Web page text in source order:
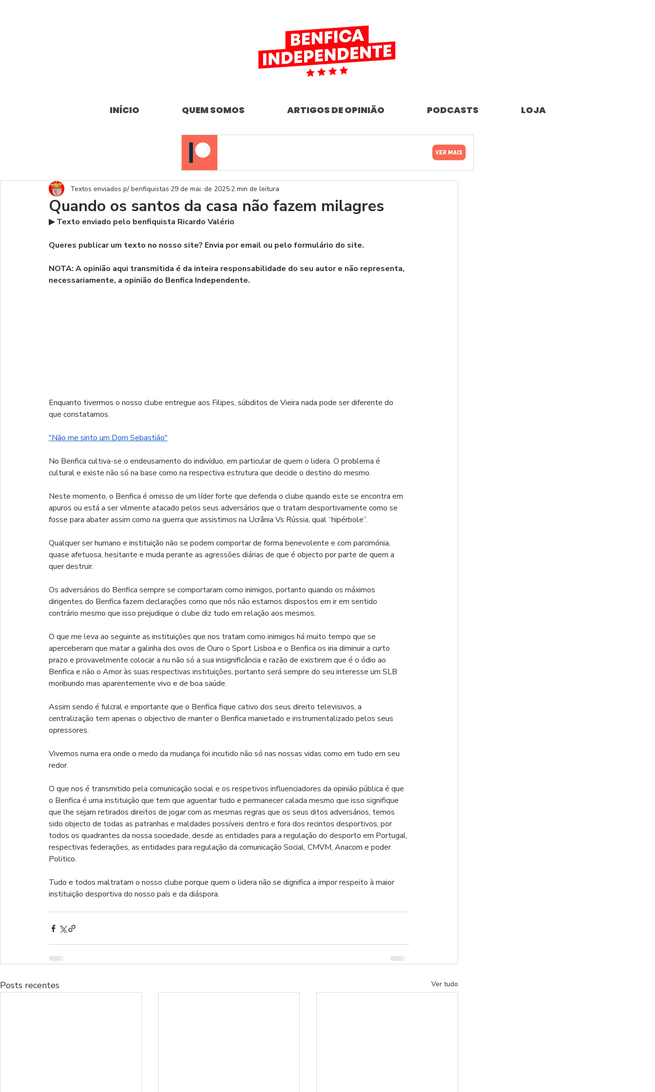
INÍCIO QUEM SOMOS ARTIGOS DE OPINIÃO PODCASTS LOJA
Quando os santos da casa não fazem milagres
Textos enviados p/ benfiquistas 29 de mai. de 2025 2 min de leitura
▶ Texto enviado pelo benfiquista Ricardo Valério
Queres publicar um texto no nosso site? Envia por email ou pelo formulário do site.
NOTA: A opinião aqui transmitida é da inteira responsabilidade do seu autor e não representa,
necessariamente, a opinião do Benfica Independente.
Enquanto tivermos o nosso clube entregue aos Filipes, súbditos de Vieira nada pode ser diferente do
que constatamos.
"Não me sinto um Dom Sebastião"
No Benfica cultiva-se o endeusamento do indivíduo, em particular de quem o lidera. O problema é
cultural e existe não só na base como na respectiva estrutura que decide o destino do mesmo.
Neste momento, o Benfica é omisso de um líder forte que defenda o clube quando este se encontra em
apuros ou está a ser vilmente atacado pelos seus adversários que o tratam desportivamente como se
fosse para abater assim como na guerra que assistimos na Ucrânia Vs Rússia, qual “hipérbole”.
Qualquer ser humano e instituição não se podem comportar de forma benevolente e com parcimónia,
quase afetuosa, hesitante e muda perante as agressões diárias de que é objecto por parte de quem a
quer destruir.
Os adversários do Benfica sempre se comportaram como inimigos, portanto quando os máximos
dirigentes do Benfica fazem declarações como que nós não estamos dispostos em ir em sentido
contrário mesmo que isso prejudique o clube diz tudo em relação aos mesmos.
O que me leva ao seguinte as instituições que nos tratam como inimigos há muito tempo que se
aperceberam que matar a galinha dos ovos de Ouro o Sport Lisboa e o Benfica os iria diminuir a curto
prazo e provavelmente colocar a nu não só a sua insignificância e razão de existirem que é o ódio ao
Benfica e não o Amor às suas respectivas instituições, portanto será sempre do seu interesse um SLB
moribundo mas aparentemente vivo e de boa saúde.
Assim sendo é fulcral e importante que o Benfica fique cativo dos seus direito televisivos, a
centralização tem apenas o objectivo de manter o Benfica manietado e instrumentalizado pelos seus
opressores.
Vivemos numa era onde o medo da mudança foi incutido não só nas nossas vidas como em tudo em seu
redor.
O que nos é transmitido pela comunicação social e os respetivos influenciadores da opinião pública é que
o Benfica é uma instituição que tem que aguentar tudo e permanecer calada mesmo que isso signifique
que lhe sejam retirados direitos de jogar com as mesmas regras que os seus ditos adversários, temos
sido objecto de todas as patranhas e maldades possíveis dentro e fora dos recintos desportivos, por
todos os quadrantes da nossa sociedade, desde as entidades para a regulação do desporto em Portugal,
respectivas federações, as entidades para regulação da comunicação Social, CMVM, Anacom e poder
Politico.
Tudo e todos maltratam o nosso clube porque quem o lidera não se dignifica a impor respeito à maior
instituição desportiva do nosso país e da diáspora.
Posts recentes Ver tudo